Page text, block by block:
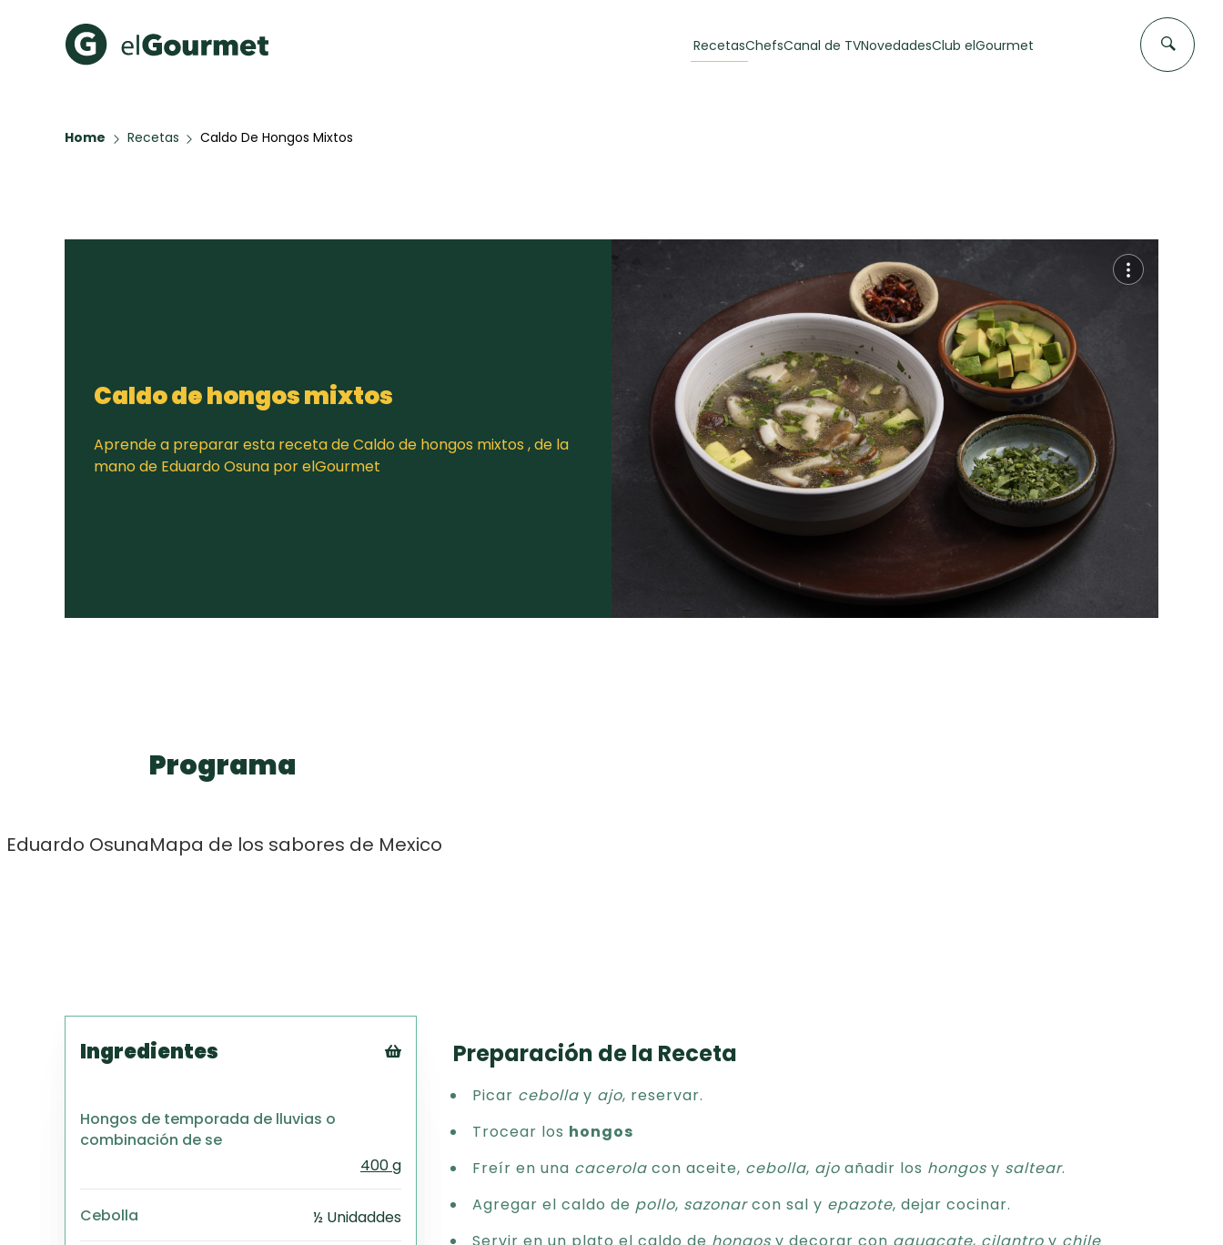
Recetas
Chocolate
curada y queso
EMPANADAS DE
CARNE
60 min
FLAN CASERO
50 min
ChefsCanal de TVNovedadesClub elGourmet
Home Recetas Caldo De Hongos Mixtos
Caldo de hongos mixtos
Aprende a preparar esta receta de Caldo de hongos mixtos , de la
mano de Eduardo Osuna por elGourmet
Eduardo Osuna
Programa
Mapa de los sabores de Mexico
Ingredientes
Word
Hongos de temporada de lluvias o
combinación de se
400 g
Cebolla ½ Unidaddes
Preparación de la Receta
Picar cebolla y ajo, reservar.
Trocear los hongos
Freír en una cacerola con aceite, cebolla, ajo añadir los hongos y saltear.
Agregar el caldo de pollo, sazonarcon sal y epazote, dejar cocinar.